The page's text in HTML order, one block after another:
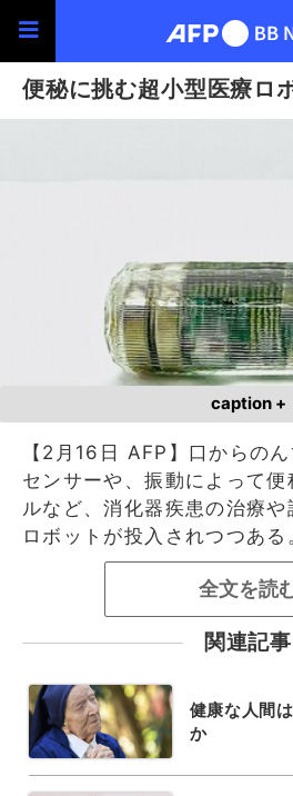
便秘に挑む超小型医療ロ
caption +
【2月16日 AFP】口からの
センサーや、振動によって
ルなど、消化器疾患の治療
ロボットが投入されつつある
全文を読
関連記事
健康な人間
か